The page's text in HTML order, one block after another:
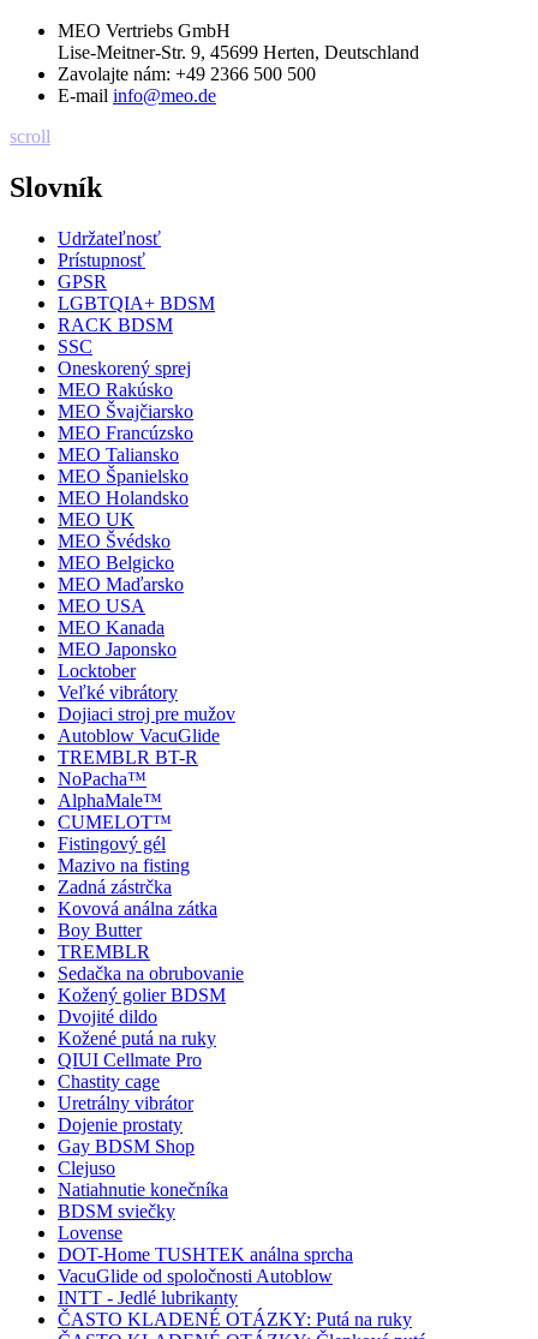
MEO Vertriebs GmbH
Lise-Meitner-Str. 9, 45699 Herten, Deutschland
Zavolajte nám: +49 2366 500 500
E-mail info@meo.de
scroll
Slovník
Udržateľnosť
Prístupnosť
GPSR
LGBTQIA+ BDSM
RACK BDSM
SSC
Oneskorený sprej
MEO Rakúsko
MEO Švajčiarsko
MEO Francúzsko
MEO Taliansko
MEO Španielsko
MEO Holandsko
MEO UK
MEO Švédsko
MEO Belgicko
MEO Maďarsko
MEO USA
MEO Kanada
MEO Japonsko
Locktober
Veľké vibrátory
Dojiaci stroj pre mužov
Autoblow VacuGlide
TREMBLR BT-R
NoPacha™
AlphaMale™
CUMELOT™
Fistingový gél
Mazivo na fisting
Zadná zástrčka
Kovová análna zátka
Boy Butter
TREMBLR
Sedačka na obrubovanie
Kožený golier BDSM
Dvojité dildo
Kožené putá na ruky
QIUI Cellmate Pro
Chastity cage
Uretrálny vibrátor
Dojenie prostaty
Gay BDSM Shop
Clejuso
Natiahnutie konečníka
BDSM sviečky
Lovense
DOT-Home TUSHTEK análna sprcha
VacuGlide od spoločnosti Autoblow
INTT - Jedlé lubrikanty
ČASTO KLADENÉ OTÁZKY: Putá na ruky